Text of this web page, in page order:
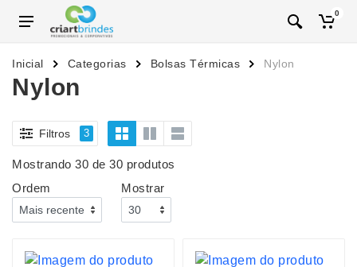
0
Inicial Categorias Bolsas Térmicas Nylon
Nylon
Filtros 3
Mostrando 30 de 30 produtos
Ordem
Mostrar